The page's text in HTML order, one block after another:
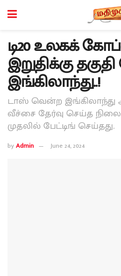
டி20 உலகக்
இறுதிக்கு
இங்கிலாந்து..!
டாஸ் வென்ற இங்கிலாந்து
வீச்சை தேர்வு செய்த
முதலில் பேட்டிங் செய்தது.
byAdmin June 24, 2024